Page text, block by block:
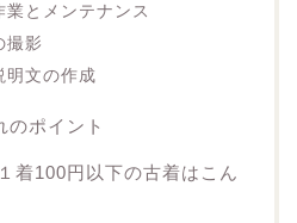
業とメンテナンス
撮影
明文の作成
のポイント
着100円以下の古着はこん